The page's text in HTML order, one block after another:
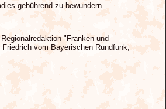
gebührend zu bewundern.
"Franken und
vom Bayerischen Rundfunk,